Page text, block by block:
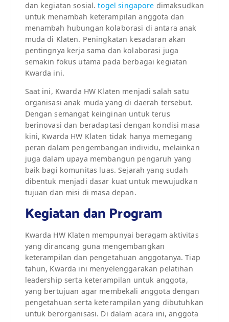
dan kegiatan sosial.togel singapore dimaksudkan
untuk menambah keterampilan anggota dan
menambah hubungan kolaborasi di antara anak
muda di Klaten. Peningkatan kesadaran akan
pentingnya kerja sama dan kolaborasi juga
semakin fokus utama pada berbagai kegiatan
Kwarda ini.
Saat ini, Kwarda HW Klaten menjadi salah satu
organisasi anak muda yang di daerah tersebut.
Dengan semangat keinginan untuk terus
berinovasi dan beradaptasi dengan kondisi masa
kini, Kwarda HW Klaten tidak hanya memegang
peran dalam pengembangan individu, melainkan
juga dalam upaya membangun pengaruh yang
baik bagi komunitas luas. Sejarah yang sudah
dibentuk menjadi dasar kuat untuk mewujudkan
tujuan dan misi di masa depan.
Kegiatan dan Program
Kwarda HW Klaten mempunyai beragam aktivitas
yang dirancang guna mengembangkan
keterampilan dan pengetahuan anggotanya. Tiap
tahun, Kwarda ini menyelenggarakan pelatihan
leadership serta keterampilan untuk anggota,
yang bertujuan agar membekali anggota dengan
pengetahuan serta keterampilan yang dibutuhkan
untuk berorganisasi. Di dalam acara ini, anggota